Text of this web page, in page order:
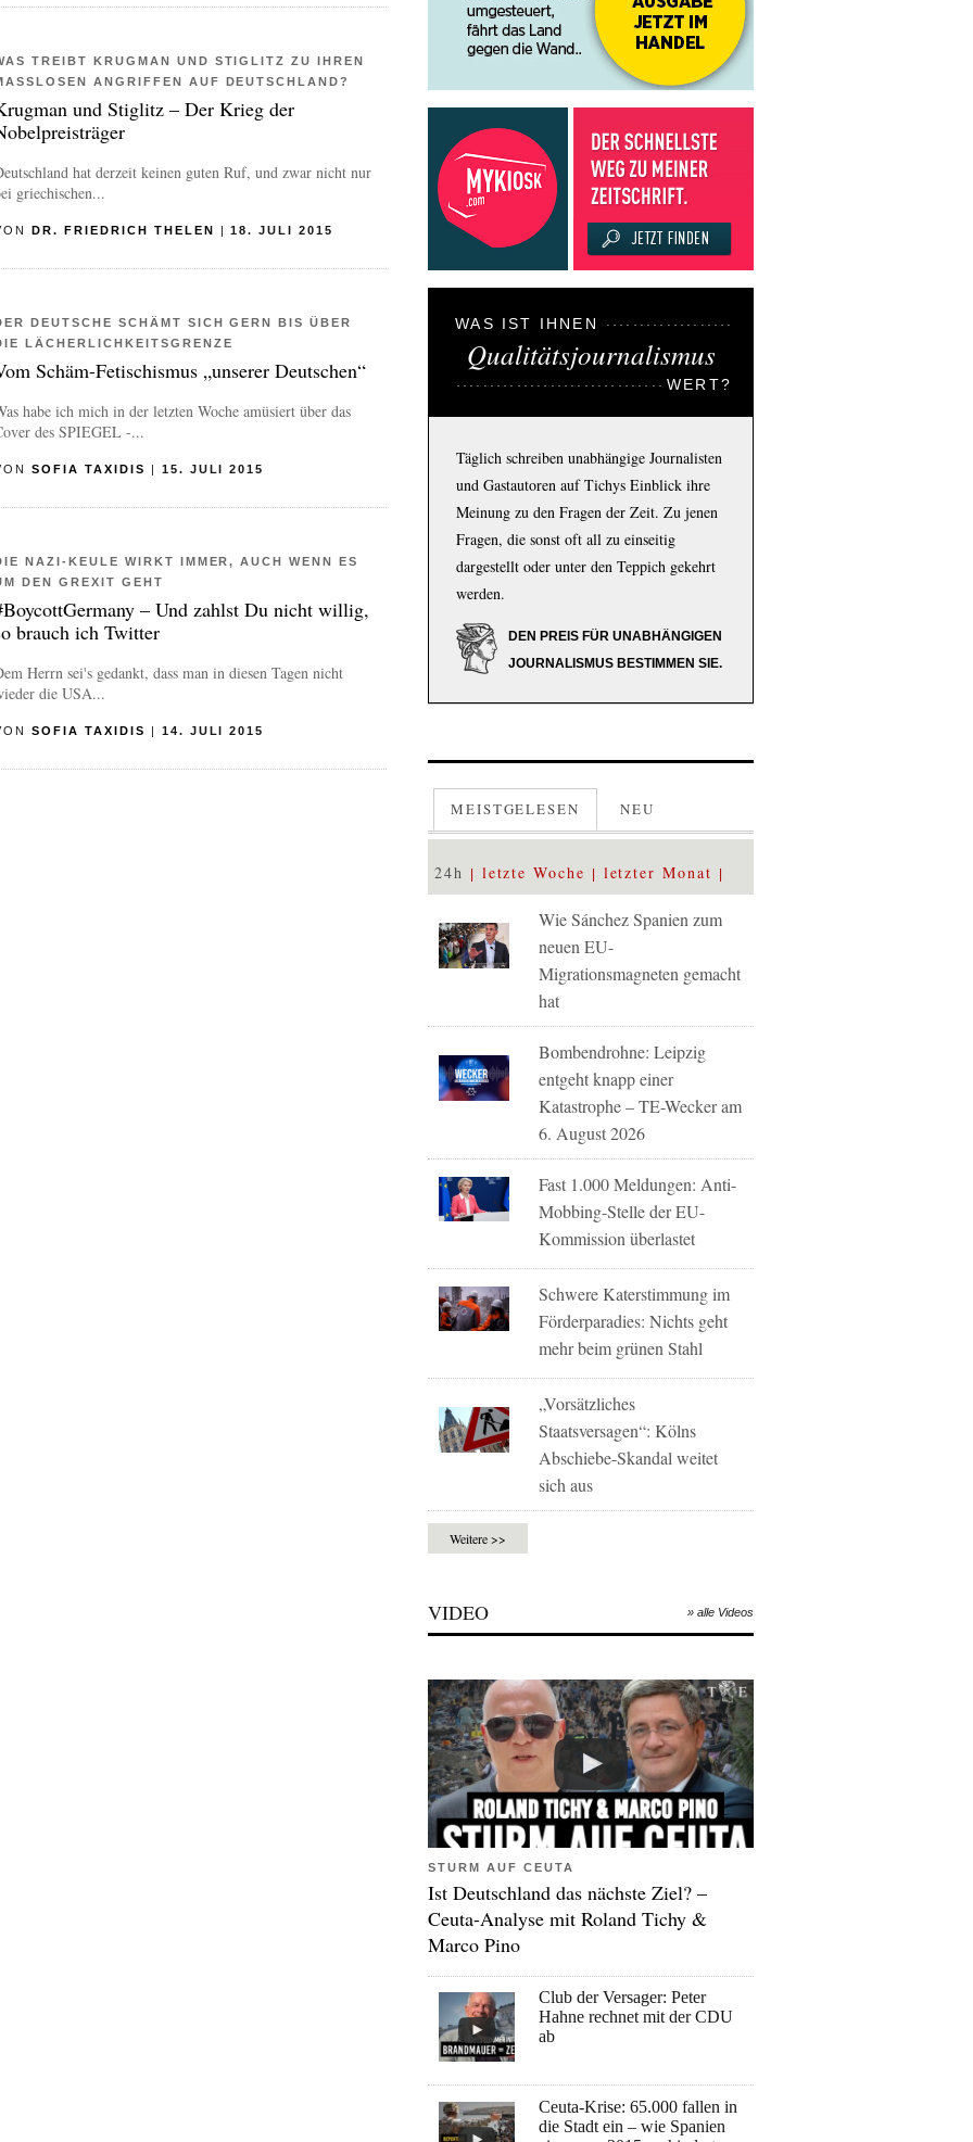
TREIBT KRUGMAN UND STIGLITZ ZU IHREN
ANGRIFFEN AUF DEUTSCHLAND?
und Stiglitz – Der Krieg der
hat derzeit keinen guten Ruf, und zwar nicht nur
griechischen...
DR. FRIEDRICH THELEN |18. JULI 2015
DEUTSCHE SCHÄMT SICH GERN BIS ÜBER
LÄCHERLICHKEITSGRENZE
Schäm-Fetischismus „unserer Deutschen“
habe ich mich in der letzten Woche amüsiert über das
des SPIEGEL -...
SOFIA TAXIDIS | 15. JULI 2015
NAZI-KEULE WIRKT IMMER, AUCH WENN ES
DEN GREXIT GEHT
– Und zahlst Du nicht willig,
brauch ich Twitter
Herrn sei's gedankt, dass man in diesen Tagen nicht
die USA...
SOFIA TAXIDIS | 14. JULI 2015
WAS IST IHNEN
Qualitätsjournalismus
WERT?
Täglich schreiben unabhängige Journalisten
und Gastautoren auf Tichys Einblick ihre
Meinung zu den Fragen der Zeit. Zu jenen
Fragen, die sonst oft all zu einseitig
dargestellt oder unter den Teppich gekehrt
werden.
DEN PREIS FÜR UNABHÄNGIGEN
JOURNALISMUS BESTIMMEN SIE.
MEISTGELESEN NEU
24h letzte Woche letzter Monat
Wie Sánchez Spanien zum
neuen EU-
Migrationsmagneten gemacht
hat
Bombendrohne: Leipzig
entgeht knapp einer
Katastrophe – TE-Wecker am
6. August 2026
Fast 1.000 Meldungen: Anti-
Mobbing-Stelle der EU-
Kommission überlastet
Schwere Katerstimmung im
Förderparadies: Nichts geht
mehr beim grünen Stahl
„Vorsätzliches
Staatsversagen“: Kölns
Abschiebe-Skandal weitet
sich aus
Weitere >>
VIDEO » alle Videos
STURM AUF CEUTA
Ist Deutschland das nächste Ziel? –
Ceuta-Analyse mit Roland Tichy &
Marco Pino
Club der Versager: Peter
Hahne rechnet mit der CDU
ab
Ceuta-Krise: 65.000 fallen in
die Stadt ein – wie Spanien